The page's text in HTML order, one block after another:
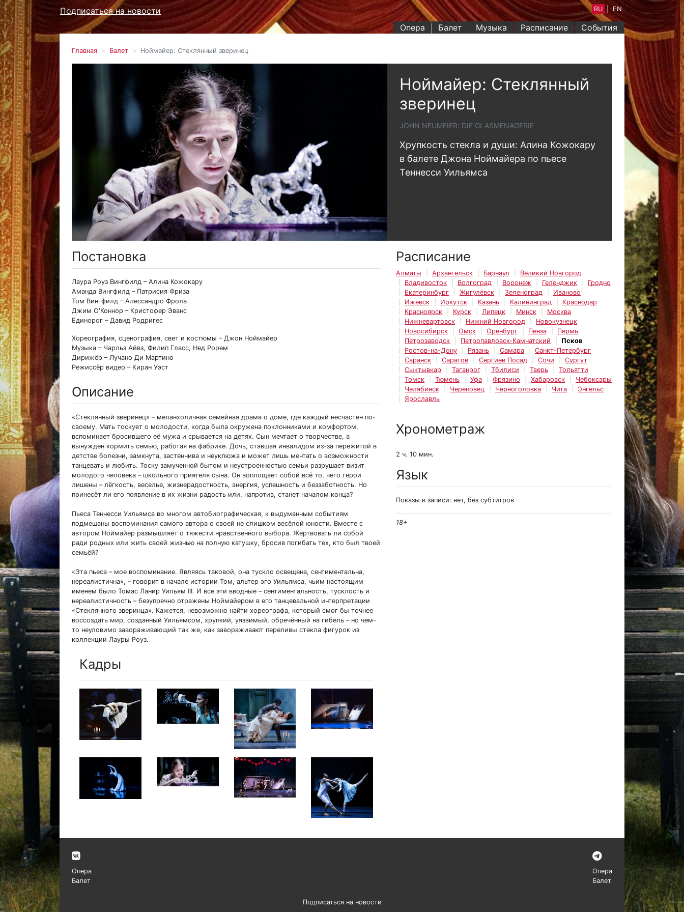
Опера Балет Музыка Расписание События
Подписаться на новости RU EN
Главная Балет Ноймайер: Стеклянный зверинец
Ноймайер: Стеклянный
зверинец
JOHN NEUMEIER: DIE GLASMENAGERIE
Хрупкость стекла и души: Алина Кожокару
в балете Джона Ноймайера по пьесе
Теннесси Уильямса
Постановка
Лаура Роуз Вингфилд – Алина Кожокару
Аманда Вингфилд – Патрисия Фриза
Том Вингфилд – Алессандро Фрола
Джим О'Коннор – Кристофер Эванс
Единорог – Давид Родригес
Хореография, сценография, свет и костюмы – Джон Ноймайер
Музыка – Чарльз Айвз, Филип Гласс, Нед Рорем
Дирижёр – Лучано Ди Мартино
Режиссёр видео – Киран Уэст
Описание
«Стеклянный зверинец» – меланхоличная семейная драма о доме, где каждый несчастен по-
своему. Мать тоскует о молодости, когда была окружена поклонниками и комфортом,
вспоминает бросившего её мужа и срывается на детях. Сын мечтает о творчестве, а
вынужден кормить семью, работая на фабрике. Дочь, ставшая инвалидом из-за пережитой в
детстве болезни, замкнута, застенчива и неуклюжа и может лишь мечтать о возможности
танцевать и любить. Тоску замученной бытом и неустроенностью семьи разрушает визит
молодого человека – школьного приятеля сына. Он воплощает собой всё то, чего герои
лишены – лёгкость, веселье, жизнерадостность, энергия, успешность и беззаботность. Но
принесёт ли его появление в их жизни радость или, напротив, станет началом конца?
Пьеса Теннесси Уильямса во многом автобиографическая, к выдуманным событиям
подмешаны воспоминания самого автора о своей не слишком весёлой юности. Вместе с
автором Ноймайер размышляет о тяжести нравственного выбора. Жертвовать ли собой
ради родных или жить своей жизнью на полную катушку, бросив погибать тех, кто был твоей
семьёй?
«Эта пьеса – мое воспоминание. Являясь таковой, она тускло освещена, сентиментальна,
нереалистична», – говорит в начале истории Том, альтер эго Уильямса, чьим настоящим
именем было Томас Ланир Уильям III. И все эти вводные – сентиментальность, тусклость и
нереалистичность – безупречно отражены Ноймайером в его танцевальной интерпретации
«Стеклянного зверинца». Кажется, невозможно найти хореографа, который смог бы точнее
воссоздать мир, созданный Уильямсом, хрупкий, уязвимый, обречённый на гибель – но чем-
то неуловимо завораживающий так же, как завораживают переливы стекла фигурок из
коллекции Лауры Роуз.
Кадры
Расписание
Алматы Архангельск Барнаул
Великий Новгород
Владивосток
Волгоград Воронеж Геленджик
Гродно
Екатеринбург
Жигулёвск Зеленоград
Иваново
Ижевск
Иркутск Казань Калининград
Краснодар
Красноярск
Курск Липецк Минск
Москва
Нижневартовск
Нижний Новгород
Новокузнецк
Новосибирск
Омск Оренбург Пенза
Пермь
Петрозаводск
Петропавловск-Камчатский
Псков
Ростов-на-Дону
Рязань Самара
Санкт-Петербург
Саранск
Саратов Сергиев Посад Сочи
Сургут
Сыктывкар
Таганрог Тбилиси Тверь
Тольятти
Томск
Тюмень Уфа Фрязино Хабаровск
Чебоксары
Челябинск
Череповец Черноголовка Чита
Энгельс
Ярославль
Хронометраж
2 ч. 10 мин.
Язык
Показы в записи: нет, без субтитров
18+
Опера
Балет
Опера
Балет
Подписаться на новости